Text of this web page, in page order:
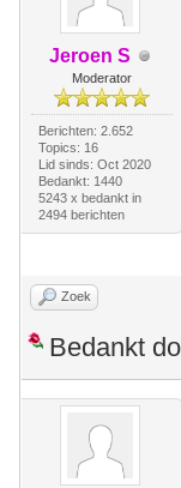
Jeroen S
Moderator
Berichten: 2.652
Topics: 16
Lid sinds: Oct 2020
Bedankt: 1440
5243 x bedankt in
2494 berichten
Zoek
Bedankt